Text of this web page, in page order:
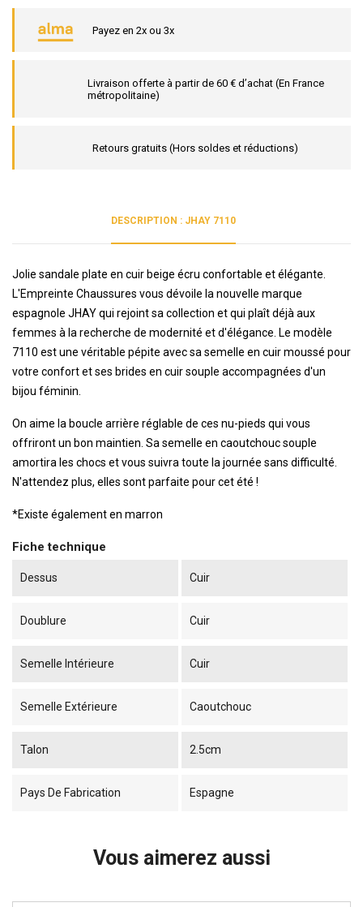
Payez en 2x ou 3x
Livraison offerte à partir de 60 € d’achat (En France
métropolitaine)
Retours gratuits (Hors soldes et réductions)
DESCRIPTION : JHAY 7110
Jolie sandale plate en cuir beige écru confortable et élégante.
L'Empreinte Chaussures vous dévoile la nouvelle marque
espagnole JHAY qui rejoint sa collection et qui plaît déjà aux
femmes à la recherche de modernité et d'élégance. Le modèle
7110 est une véritable pépite avec sa semelle en cuir moussé pour
votre confort et ses brides en cuir souple accompagnées d'un
bijou féminin.
On aime la boucle arrière réglable de ces nu-pieds qui vous
offriront un bon maintien. Sa semelle en caoutchouc souple
amortira les chocs et vous suivra toute la journée sans difficulté.
N'attendez plus, elles sont parfaite pour cet été !
*Existe également en marron
Fiche technique
Dessus Cuir
Doublure Cuir
Semelle Intérieure Cuir
Semelle Extérieure Caoutchouc
Talon 2.5cm
Pays De Fabrication Espagne
Vous aimerez aussi